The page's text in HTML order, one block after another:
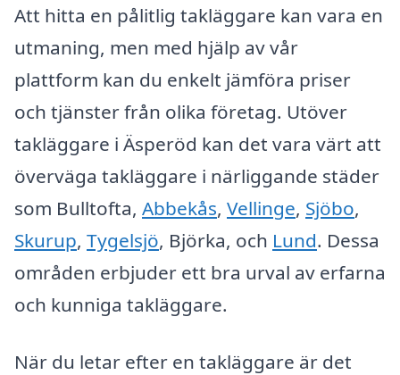
Att hitta en pålitlig takläggare kan vara en
utmaning, men med hjälp av vår
plattform kan du enkelt jämföra priser
och tjänster från olika företag. Utöver
takläggare i Äsperöd kan det vara värt att
överväga takläggare i närliggande städer
som Bulltofta, Abbekås, Vellinge, Sjöbo,
Skurup, Tygelsjö, Björka, och Lund. Dessa
områden erbjuder ett bra urval av erfarna
och kunniga takläggare.
När du letar efter en takläggare är det